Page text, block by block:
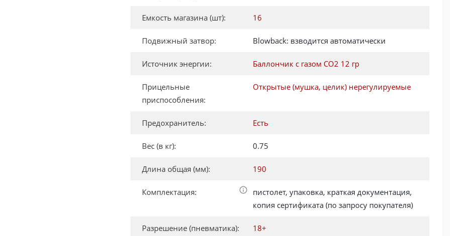
Емкость магазина (шт): 16
Подвижный затвор: Blowback: взводится автоматически
Источник энергии: Баллончик с газом CO2 12 гр
Прицельные
приспособления:
Открытые (мушка, целик) нерегулируемые
Предохранитель: Есть
Вес (в кг): 0.75
Длина общая (мм): 190
Комплектация:
пистолет, упаковка, краткая документация,
копия сертификата (по запросу покупателя)
Разрешение (пневматика): 18+